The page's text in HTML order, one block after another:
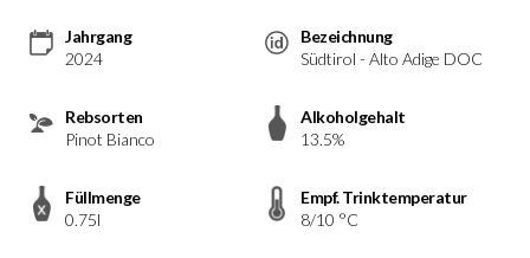
Jahrgang
2024
Bezeichnung
Südtirol - Alto Adige DOC
Rebsorten
Pinot Bianco
Alkoholgehalt
13.5%
Füllmenge
0.75l
Empf. Trinktemperatur
8/10 °C